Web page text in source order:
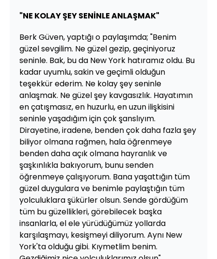
"NE KOLAY ŞEY SENİNLE ANLAŞMAK"
Berk Güven, yaptığı o paylaşımda; "Benim
güzel sevgilim. Ne güzel gezip, geçiniyoruz
seninle. Bak, bu da New York hatıramız oldu. Bu
kadar uyumlu, sakin ve geçimli olduğun
teşekkür ederim. Ne kolay şey seninle
anlaşmak. Ne güzel şey kavgasızlık. Hayatımın
en çatışmasız, en huzurlu, en uzun ilişkisini
seninle yaşadığım için çok şanslıyım.
Dirayetine, iradene, benden çok daha fazla şey
biliyor olmana rağmen, hala öğrenmeye
benden daha açık olmana hayranlık ve
şaşkınlıkla bakıyorum, bunu senden
öğrenmeye çalışıyorum. Bana yaşattığın tüm
güzel duygulara ve benimle paylaştığın tüm
yolculuklara şükürler olsun. Sende gördüğüm
tüm bu güzellikleri, görebilecek başka
insanlarla, el ele yürüdüğümüz yollarda
karşılaşmayı, kesişmeyi diliyorum. Aynı New
York'ta olduğu gibi. Kıymetlim benim.